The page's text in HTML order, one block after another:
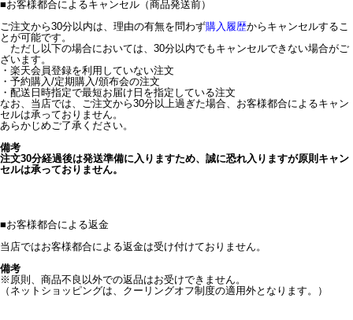
■お客様都合によるキャンセル（商品発送前）
ご注文から30分以内は、理由の有無を問わず購入履歴からキャンセルするこ
とが可能です。
ただし以下の場合においては、30分以内でもキャンセルできない場合がご
ざいます。
・楽天会員登録を利用していない注文
・予約購入/定期購入/頒布会の注文
・配送日時指定で最短お届け日を指定している注文
なお、当店では、ご注文から30分以上過ぎた場合、お客様都合によるキャン
セルは承っておりません。
あらかじめご了承ください。
備考
注文30分経過後は発送準備に入りますため、誠に恐れ入りますが原則キャン
セルは承っておりません。
■お客様都合による返金
当店ではお客様都合による返金は受け付けておりません。
備考
※原則、商品不良以外での返品はお受けできません。
（ネットショッピングは、クーリングオフ制度の適用外となります。）